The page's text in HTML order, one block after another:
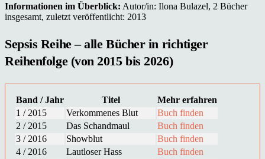
Informationen im Überblick: Autor/in: Ilona Bulazel, 2 Bücher
insgesamt, zuletzt veröffentlicht: 2013
Sepsis Reihe – alle Bücher in richtiger
Reihenfolge (von 2015 bis 2026)
Band / Jahr Titel
Mehr erfahren
1 / 2015
Verkommenes Blut
Buch finden
2 / 2015
Das Schandmaul
Buch finden
3 / 2016
Showblut
Buch finden
4 / 2016
Lautloser Hass
Buch finden